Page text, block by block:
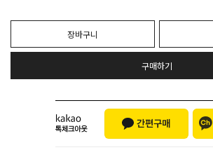
장바구니
구매하기